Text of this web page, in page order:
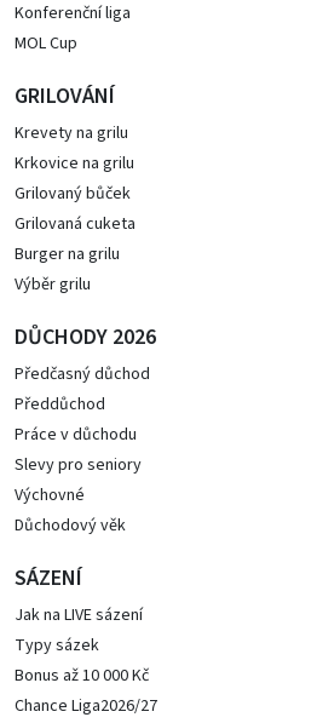
Konferenční liga
MOL Cup
GRILOVÁNÍ
Krevety na grilu
Krkovice na grilu
Grilovaný bůček
Grilovaná cuketa
Burger na grilu
Výběr grilu
DŮCHODY 2026
Předčasný důchod
Předdůchod
Práce v důchodu
Slevy pro seniory
Výchovné
Důchodový věk
SÁZENÍ
Jak na LIVE sázení
Typy sázek
Bonus až 10 000 Kč
Chance Liga2026/27